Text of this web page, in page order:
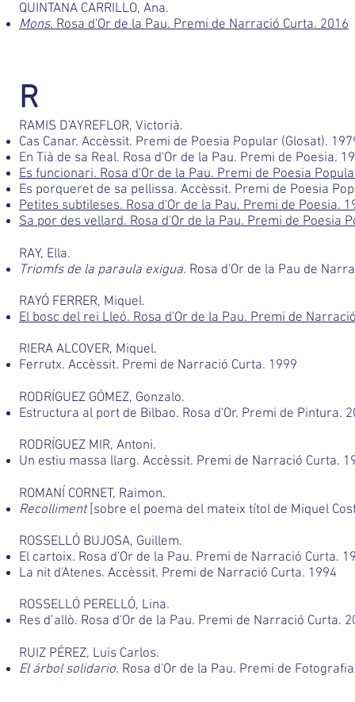
QUINTANA CARRILLO, Ana.
Mons. Rosa d'Or de la Pau. Premi de Narració Curta. 2016
R
RAMIS D'AYREFLOR, Victorià.
Cas Canar. Accèssit. Premi de Poesia Popular (Glosat).
En Tià de sa Real. Rosa d'Or de la Pau. Premi de Poesia.
Es funcionari. Rosa d'Or de la Pau. Premi de Poesia
Es porqueret de sa pellissa. Accèssit. Premi de Poesia
Petites subtileses. Rosa d'Or de la Pau. Premi de Poesia.
Sa por des vellard. Rosa d'Or de la Pau. Premi de Poesia
RAY, Ella.
Triomfs de la paraula exigua. Rosa d'Or de la Pau de
RAYÓ FERRER, Miquel.
El bosc del rei Lleó. Rosa d'Or de la Pau. Premi de
RIERA ALCOVER, Miquel.
Ferrutx. Accèssit. Premi de Narració Curta. 1999
RODRÍGUEZ GÓMEZ, Gonzalo.
Estructura al port de Bilbao. Rosa d'Or. Premi de Pintura.
RODRÍGUEZ MIR, Antoni.
Un estiu massa llarg. Accèssit. Premi de Narració Curta.
ROMANÍ CORNET, Raimon.
Recolliment[sobre el poema del mateix títol de Miquel
ROSSELLÓ BUJOSA, Guillem.
El cartoix. Rosa d'Or de la Pau. Premi de Narració Curta.
La nit d'Atenes. Accèssit. Premi de Narració Curta. 1994
ROSSELLÓ PERELLÓ, Lina.
Res d’allò. Rosa d'Or de la Pau. Premi de Narració Curta.
RUIZ PÉREZ, Luis Carlos.
El árbol solidario. Rosa d'Or de la Pau. Premi de